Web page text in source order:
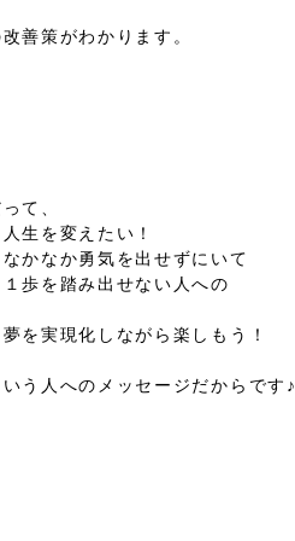
善策がわかります。
て、
人生を変えたい！
なかなか勇気を出せずにいて
歩を踏み出せない人への
夢を実現化しながら楽しもう！
いう人へのメッセージだからです♪